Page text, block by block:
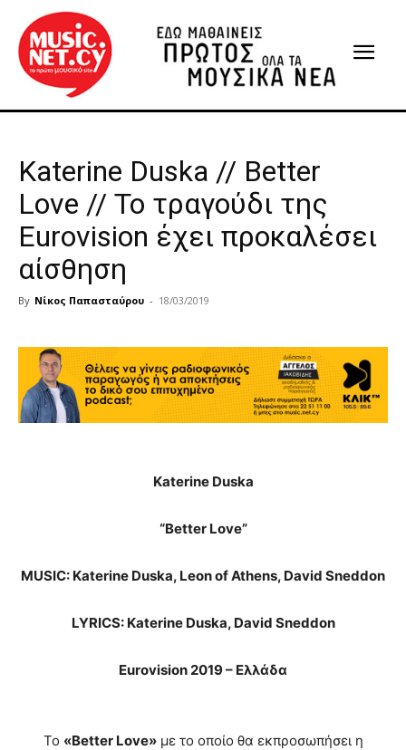
Katerine Duska // Better
Love // Το τραγούδι της
Eurovision έχει προκαλέσει
αίσθηση
By Νίκος Παπασταύρου - 18/03/2019
Katerine Duska
“Better Love”
MUSIC: Katerine Duska, Leon of Athens, David Sneddon
LYRICS: Katerine Duska, David Sneddon
Eurovision 2019 – Ελλάδα
Το «Better Love»με το οποίο θα εκπροσωπήσει η